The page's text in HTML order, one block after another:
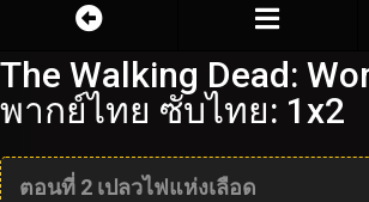
The Walking Dead:
พากย์ไทย ซับไทย: 1x2
ตอนที่ 2 เปลวไฟแห่งเลือด